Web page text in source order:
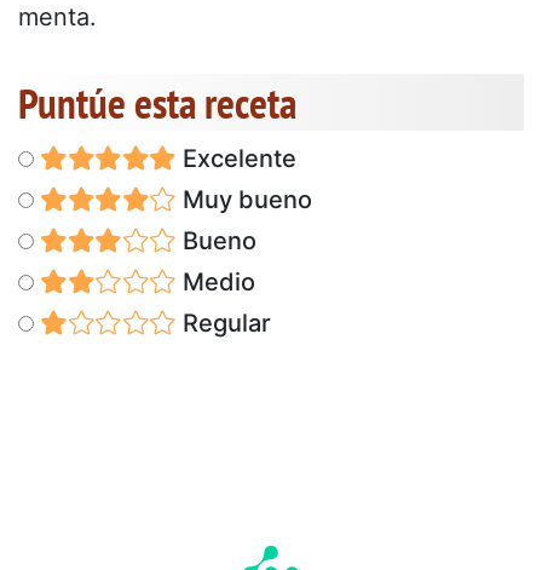
menta.
Puntúe esta receta
Excelente
Muy bueno
Bueno
Medio
Regular